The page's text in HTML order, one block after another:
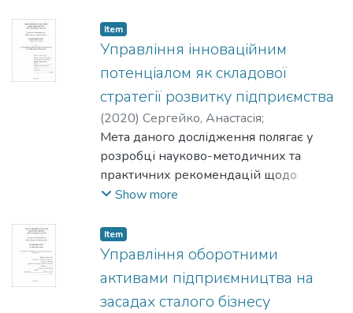
Item
Управління інноваційним
потенціалом як складової
стратегії розвитку підприємства
(2020) Сергейко, Анастасія;
Сербенівська, Аліна
Мета даного дослідження полягає у
розробці науково-методичних та
практичних рекомендацій щодо
комплексного підходу до управління
підприємства.
Show more
Item
Управління оборотними
активами підприємництва на
засадах сталого бізнесу